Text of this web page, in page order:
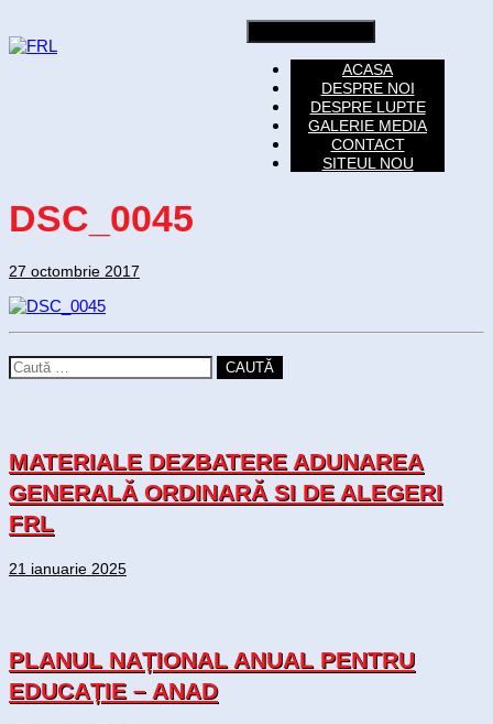
ACASA
DESPRE NOI
DESPRE LUPTE
GALERIE MEDIA
CONTACT
SITEUL NOU
DSC_0045
27 octombrie 2017
CAUTĂ
MATERIALE DEZBATERE ADUNAREA
GENERALĂ ORDINARĂ SI DE ALEGERI
FRL
21 ianuarie 2025
PLANUL NAȚIONAL ANUAL PENTRU
EDUCAȚIE – ANAD